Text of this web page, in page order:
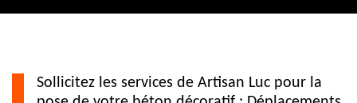
Sollicitez les services de Artisan Luc pour la